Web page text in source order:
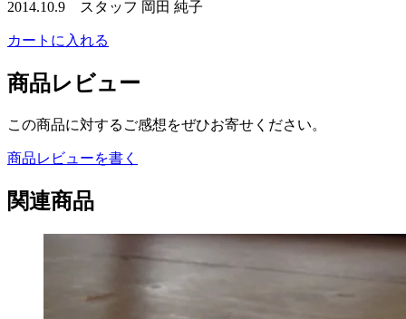
2014.10.9 スタッフ 岡田 純子
カートに入れる
商品レビュー
この商品に対するご感想をぜひお寄せください。
商品レビューを書く
関連商品